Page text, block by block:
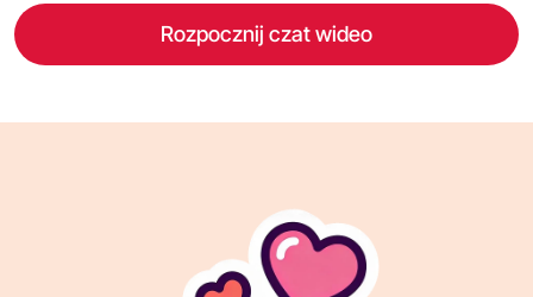
Rozpocznij czat wideo